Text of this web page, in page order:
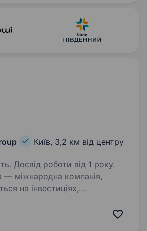
Київ, 3,2 км від центру
Досвід роботи від 1 року.
— міжнародна компанія,
на інвестиціях,
клієнтам індивідуальні